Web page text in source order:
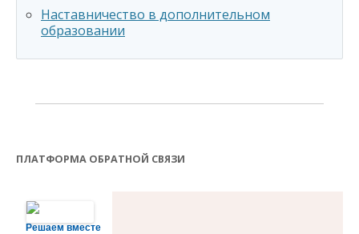
Наставничество в дополнительном
образовании
ПЛАТФОРМА ОБРАТНОЙ СВЯЗИ
Решаем вместе